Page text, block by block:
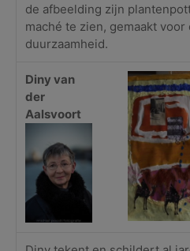
de afbeelding zijn
maché te zien, gemaakt
duurzaamheid.
Diny van
der
Aalsvoort